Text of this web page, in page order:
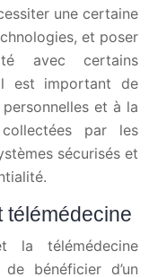
une certaine
et poser
avec certains
est important de
et à la
par les
sécurisés et
télémédecine
la télémédecine
bénéficier d’un